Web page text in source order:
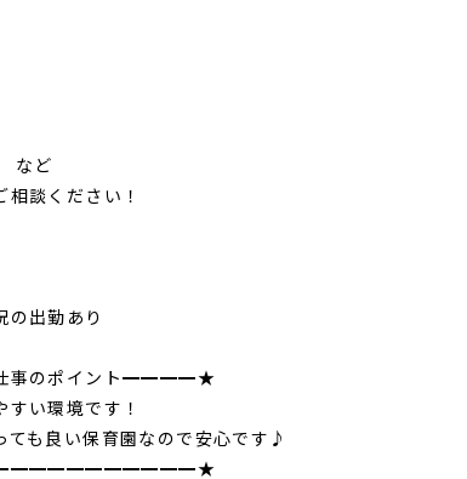
など
談ください！
出勤あり
のポイント━━━━★
い環境です！
も良い保育園なので安心です♪